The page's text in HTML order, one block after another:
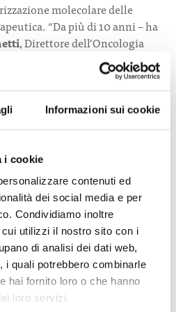
Informazioni sui cookie
i cookie
contenuti ed
dei social media e per
Condividiamo inoltre
utilizzi il nostro sito con i
di analisi dei dati web,
i quali potrebbero combinarle
hai fornito loro o che hanno
loro servizi.
molecolare delle
“Da più di 10 anni – ha
, Direttore dell’Oncologia
di Roma – abbiamo unito
che permettono
caratteristiche biologiche di
al colon-retto, al polmone,
La collaborazione tra
cura del paziente. Ciò che
nel referto diventa infatti uno
successive scelte
nel tempo è molto
delle due società
controlli di qualità
molecolare – ha aggiunto
fondamentale per